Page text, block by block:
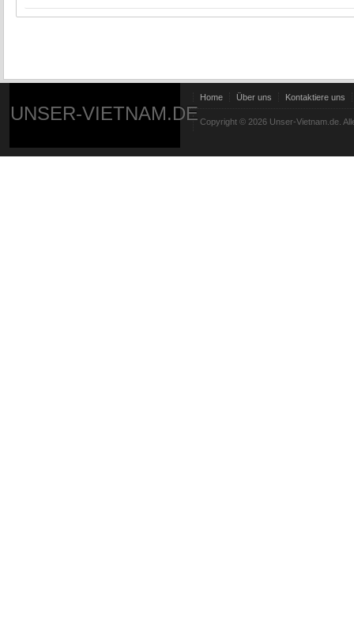
UNSER-VIETNAM.DE
Home Über uns Kontaktiere uns
Copyright © 2026 Unser-Vietnam.de.